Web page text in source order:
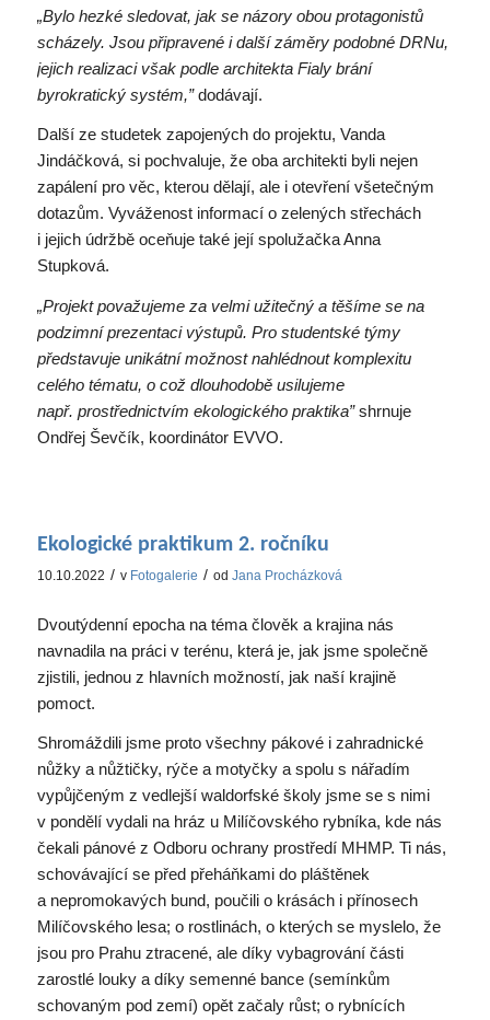
„Bylo hezké sledovat, jak se názory obou protagonistů
scházely. Jsou připravené i další záměry podobné DRNu,
jejich realizaci však podle architekta Fialy brání
byrokratický systém,”dodávají.
Další ze studetek zapojených do projektu, Vanda
Jindáčková, si pochvaluje, že oba architekti byli nejen
zapálení pro věc, kterou dělají, ale i otevření všetečným
dotazům. Vyváženost informací o zelených střechách
i jejich údržbě oceňuje také její spolužačka Anna
Stupková.
„Projekt považujeme za velmi užitečný a těšíme se na
podzimní prezentaci výstupů. Pro studentské týmy
představuje unikátní možnost nahlédnout komplexitu
celého tématu, o což dlouhodobě usilujeme
např. prostřednictvím ekologického praktika”shrnuje
Ondřej Ševčík, koordinátor EVVO.
Ekologické praktikum 2. ročníku
10.10.2022 / v Fotogalerie / od Jana Procházková
Dvoutýdenní epocha na téma člověk a krajina nás
navnadila na práci v terénu, která je, jak jsme společně
zjistili, jednou z hlavních možností, jak naší krajině
pomoct.
Shromáždili jsme proto všechny pákové i zahradnické
nůžky a nůžtičky, rýče a motyčky a spolu s nářadím
vypůjčeným z vedlejší waldorfské školy jsme se s nimi
v pondělí vydali na hráz u Milíčovského rybníka, kde nás
čekali pánové z Odboru ochrany prostředí MHMP. Ti nás,
schovávající se před přeháňkami do pláštěnek
a nepromokavých bund, poučili o krásách i přínosech
Milíčovského lesa; o rostlinách, o kterých se myslelo, že
jsou pro Prahu ztracené, ale díky vybagrování části
zarostlé louky a díky semenné bance (semínkům
schovaným pod zemí) opět začaly růst; o rybnících